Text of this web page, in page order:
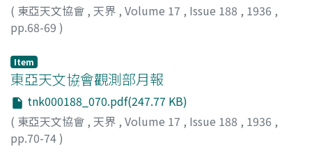
( 東亞天文協會 , 天界 , Volume 17 , Issue 188 , 1936 ,
pp.68-69 )
Item
東亞天文協會觀測部月報
tnk000188_070.pdf(247.77 KB)
( 東亞天文協會 , 天界 , Volume 17 , Issue 188 , 1936 ,
pp.70-74)